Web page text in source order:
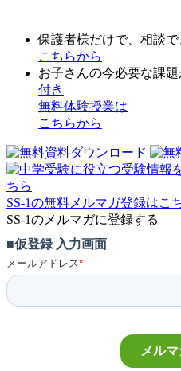
保護者様だけで、相談で
こちらから
お子さんの今必要な課題
付き
無料体験授業は
こちらから
SS-1の無料メルマガ登録はこ
SS-1のメルマガに登録する